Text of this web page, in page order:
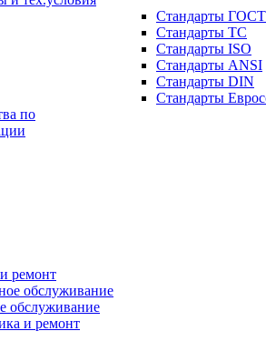
Стандарты ГОСТ
Стандарты ТС
Стандарты ISO
Стандарты ANSI
Стандарты DIN
Стандарты
по
ремонт
обслуживание
обслуживание
и ремонт